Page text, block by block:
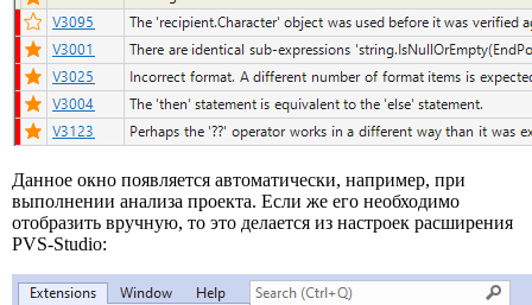
Данное окно появляется автоматически, например, при
выполнении анализа проекта. Если же его необходимо
отобразить вручную, то это делается из настроек расширения
PVS-Studio: